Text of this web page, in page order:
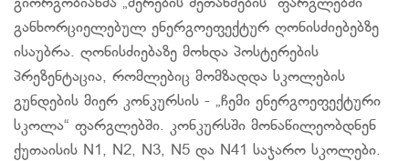
გიორგობიანმა „მერების შეთახმების“ ფარგლებში
განხორციელებულ ენერგოეფექტურ ღონისძიებებზე
ისაუბრა. ღონისძიებაზე მოხდა პოსტერების
პრეზენტაცია, რომლებიც მომზადდა სკოლების
გუნდების მიერ კონკურსის - „ჩემი ენერგოეფექტური
სკოლა“ ფარგლებში. კონკურსში მონაწილეობდნენ
ქუთაისის N1, N2, N3, N5 და N41 საჯარო სკოლები.